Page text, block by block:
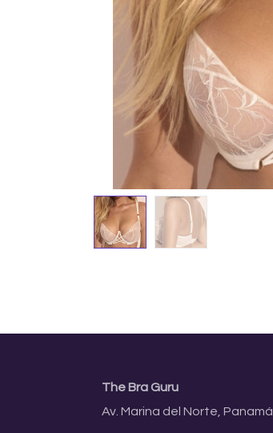
The Bra Guru
Av. Marina del Norte, Panamá